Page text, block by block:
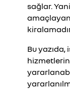
sağlar.
Bu